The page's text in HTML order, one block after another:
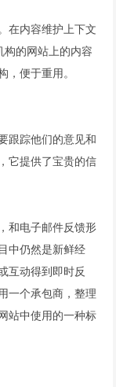
在内容维护上下文
构的网站上的内容
，便于重用。
跟踪他们的意见和
它提供了宝贵的信
和电子邮件反馈形
中仍然是新鲜经
互动得到即时反
一个承包商，整理
站中使用的一种标